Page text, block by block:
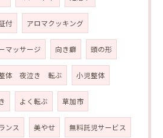
付 アロマクッキング
マッサージ 向き癖 頭の形
体 夜泣き 転ぶ 小児整体
よく転ぶ 草加市
ンス 美やせ 無料託児サービス